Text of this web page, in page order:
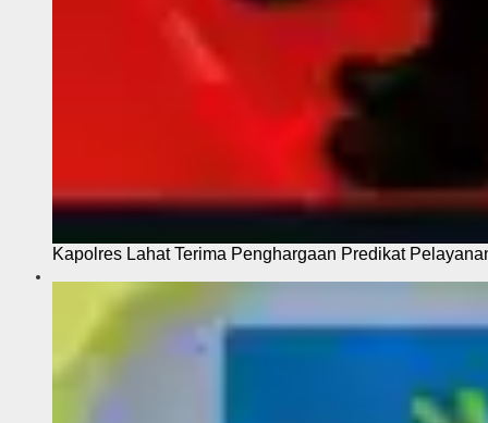
Kapolres Lahat Terima Penghargaan Predikat